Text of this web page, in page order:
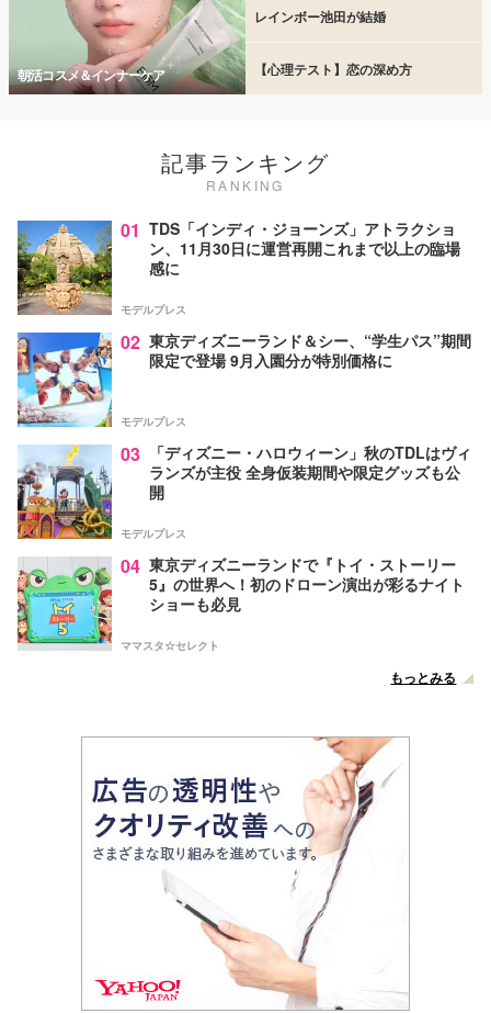
朝活コスメ＆インナーケア
レインボー池田が結婚
【心理テスト】恋の深め方
記事ランキング
RANKING
01 TDS「インディ・ジョーンズ」アトラクショ
ン、11月30日に運営再開これまで以上の臨場
感に
モデルプレス
02 東京ディズニーランド＆シー、“学生パス”期間
限定で登場 9月入園分が特別価格に
モデルプレス
03
「ディズニー・ハロウィーン」秋のTDLはヴィ
ランズが主役 全身仮装期間や限定グッズも公
開
モデルプレス
04 東京ディズニーランドで『トイ・ストーリー
5』の世界へ！初のドローン演出が彩るナイト
ショーも必見
ママスタ☆セレクト
もっとみる